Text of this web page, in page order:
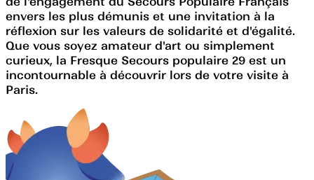
envers les plus démunis et une invitation à la
réflexion sur les valeurs de solidarité et d'égalité.
Que vous soyez amateur d'art ou simplement
curieux, la Fresque Secours populaire 29 est un
incontournable à découvrir lors de votre visite à
Paris.